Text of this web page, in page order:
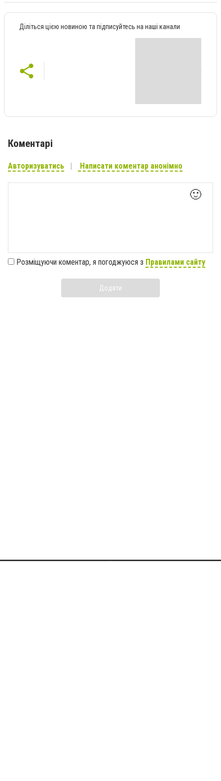
Діліться цією новиною та підписуйтесь на наші канали
Коментарі
Авторизуватись Написати коментар анонімно
🙂
Розміщуючи коментар, я погоджуюся з Правилами сайту
Додати